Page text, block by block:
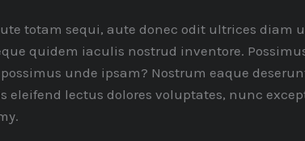
totam sequi, aute donec odit ultrices diam
quidem iaculis nostrud inventore.
unde ipsam? Nostrum eaque
eleifend lectus dolores voluptates, nunc